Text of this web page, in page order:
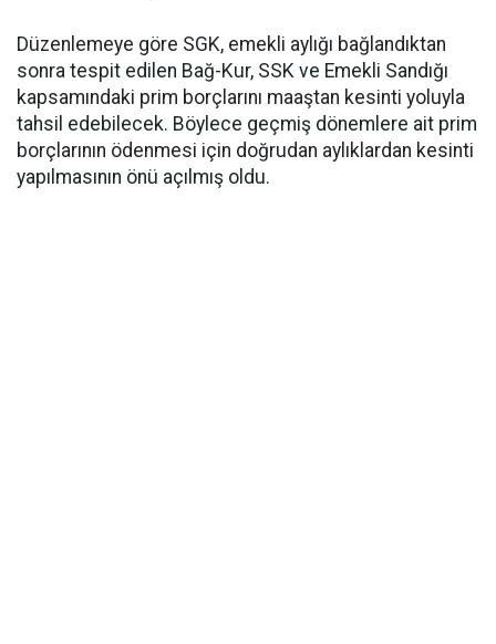
Düzenlemeye göre SGK, emekli aylığı bağlandıktan
sonra tespit edilen Bağ-Kur, SSK ve Emekli Sandığı
kapsamındaki prim borçlarını maaştan kesinti yoluyla
tahsil edebilecek. Böylece geçmiş dönemlere ait prim
borçlarının ödenmesi için doğrudan aylıklardan kesinti
yapılmasının önü açılmış oldu.